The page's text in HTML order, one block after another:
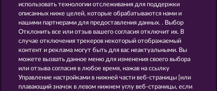
Eggciting Fruits - Hold & Spin Simply The Best
Правила
использовать технологии отслеживания для поддержки
описанных ниже целей, которые обрабатываются нами и
нашими партнерами для предоставления данных. . Выбор
Отклонить все или отзыв вашего согласия отключит их. В
случае отключения трекеров некоторый отображаемый
контент и реклама могут быть для вас неактуальными. Вы
можете вызвать данное меню для изменения своего выбора
или отзыва согласия в любое время, нажав на ссылку
Управление настройками в нижней части веб-страницы [или
плавающий значок в левом нижнем углу веб-страницы, если